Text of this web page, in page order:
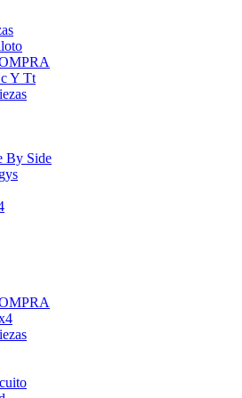
Y Tt
By Side